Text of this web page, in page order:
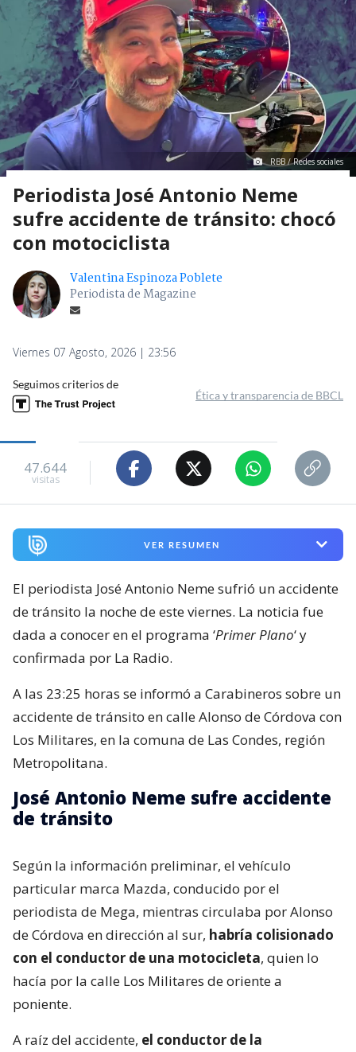
RBB / Redes sociales
Periodista José Antonio Neme
sufre accidente de tránsito: chocó
con motociclista
Valentina Espinoza Poblete
Periodista de Magazine
Viernes 07 Agosto, 2026 | 23:56
Seguimos criterios de
Ética y transparencia de BBCL
47.644
visitas
VER RESUMEN
El periodista José Antonio Neme sufrió un accidente
de tránsito la noche de este viernes. La noticia fue
dada a conocer en el programa ‘Primer Plano‘ y
confirmada por La Radio.
A las 23:25 horas se informó a Carabineros sobre un
accidente de tránsito en calle Alonso de Córdova con
Los Militares, en la comuna de Las Condes, región
Metropolitana.
José Antonio Neme sufre accidente
de tránsito
Según la información preliminar, el vehículo
particular marca Mazda, conducido por el
periodista de Mega, mientras circulaba por Alonso
de Córdova en dirección al sur, habría colisionado
con el conductor de una motocicleta, quien lo
hacía por la calle Los Militares de oriente a
poniente.
A raíz del accidente, el conductor de la